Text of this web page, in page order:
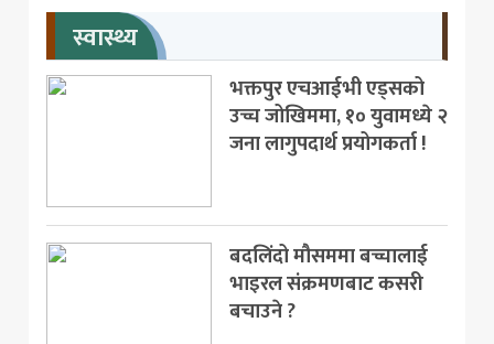
स्वास्थ्य
भक्तपुर एचआईभी एड्सको
उच्च जोखिममा, १० युवामध्ये २
जना लागुपदार्थ प्रयोगकर्ता !
बदलिंदो मौसममा बच्चालाई
भाइरल संक्रमणबाट कसरी
बचाउने ?